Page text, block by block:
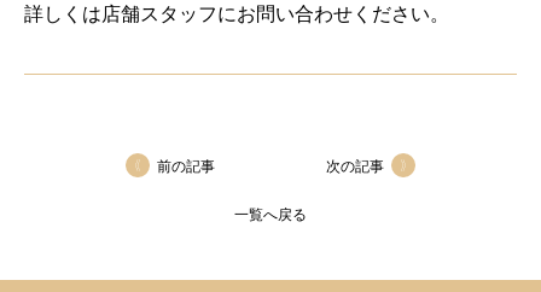
詳しくは店舗スタッフにお問い合わせください。
前の記事
一覧へ戻る
次の記事